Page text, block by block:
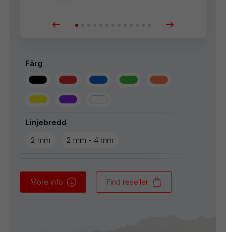
Färg
Linjebredd
2 mm
2 mm - 4 mm
More info Find reseller